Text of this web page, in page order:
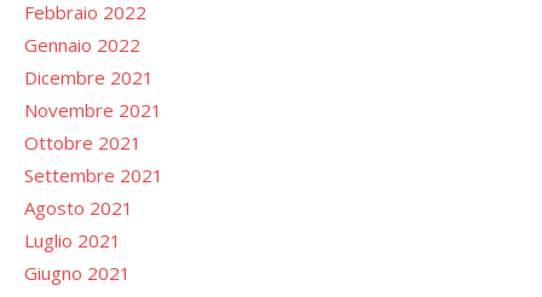
Febbraio 2022
Gennaio 2022
Dicembre 2021
Novembre 2021
Ottobre 2021
Settembre 2021
Agosto 2021
Luglio 2021
Giugno 2021